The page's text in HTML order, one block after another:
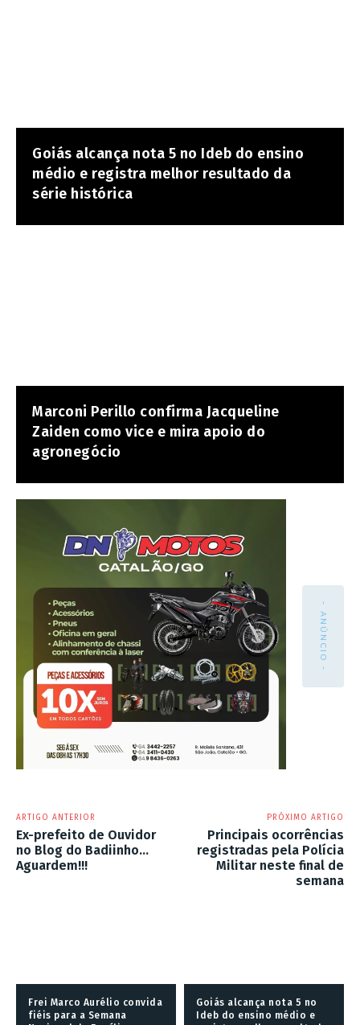
Goiás alcança nota 5 no Ideb do ensino
médio e registra melhor resultado da
série histórica
Marconi Perillo confirma Jacqueline
Zaiden como vice e mira apoio do
agronegócio
- ANÚNCIO -
ARTIGO ANTERIOR
Ex-prefeito de Ouvidor
no Blog do Badiinho…
Aguardem!!!
PRÓXIMO ARTIGO
Principais ocorrências
registradas pela Polícia
Militar neste final de
semana
Frei Marco Aurélio convida
fiéis para a Semana
Goiás alcança nota 5 no
Ideb do ensino médio e